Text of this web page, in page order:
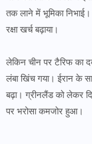
तक लाने में भूमिका
रक्षा खर्च बढ़ाया।
लेकिन चीन पर टैरिफ का
लंबा खिंच गया। ईरान के
बढ़ा। ग्रीनलैंड को लेकर
पर भरोसा कमजोर हुआ।